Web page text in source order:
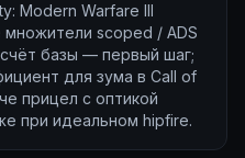
Modern Warfare III
scoped / ADS
базы — первый шаг;
для зума в Call of
прицел с оптикой
при идеальном hipfire.